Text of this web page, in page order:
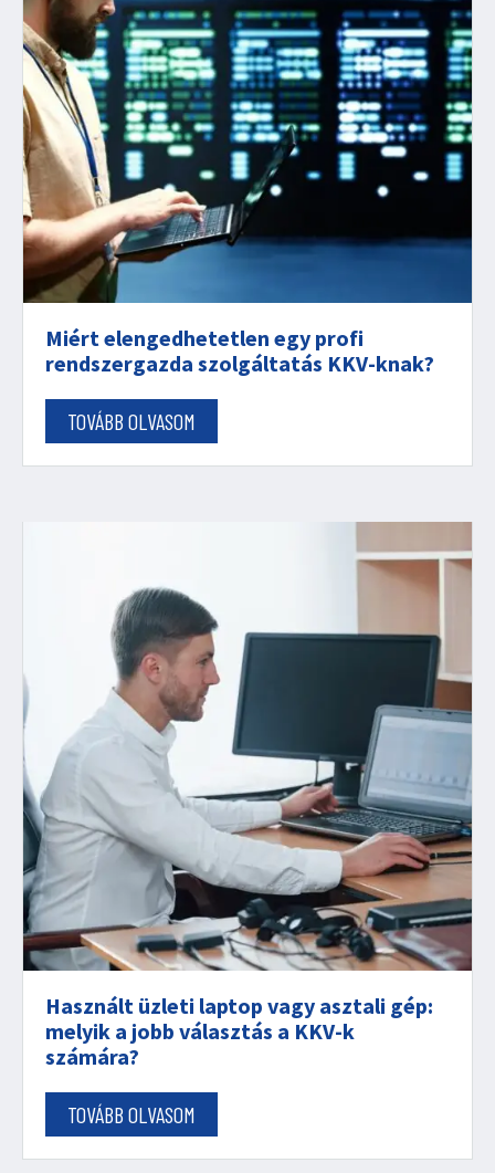
Miért elengedhetetlen egy profi
rendszergazda szolgáltatás KKV-knak?
TOVÁBB OLVASOM
Használt üzleti laptop vagy asztali gép:
melyik a jobb választás a KKV-k
számára?
TOVÁBB OLVASOM